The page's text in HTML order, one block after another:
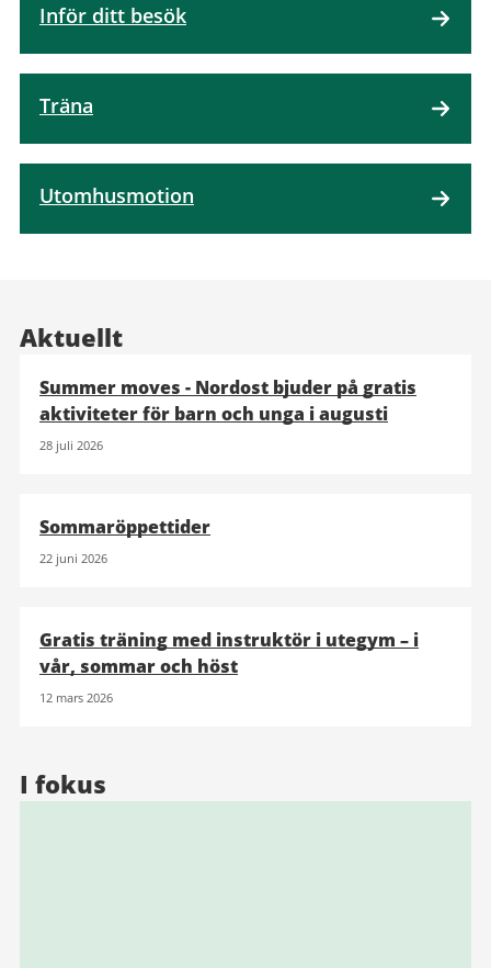
Inför ditt besök
Träna
Utomhusmotion
Aktuellt
Summer moves - Nordost bjuder på gratis
aktiviteter för barn och unga i augusti
28 juli 2026
Sommaröppettider
22 juni 2026
Gratis träning med instruktör i utegym – i
vår, sommar och höst
12 mars 2026
I fokus